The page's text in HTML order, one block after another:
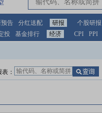
告 分红送配 研报 个股研报
投 基金排行 经济 CPI PPI
：